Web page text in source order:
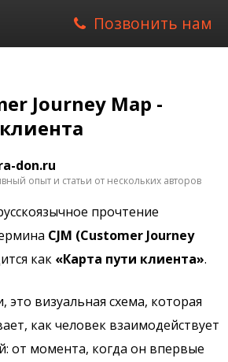
Позвонить нам
Journey Map -
don.ru
опыт и статьи от нескольких авторов
прочтение
CJM (Customer Journey
как «Карта пути клиента».
визуальная схема, которая
как человек взаимодействует
от момента, когда он впервые